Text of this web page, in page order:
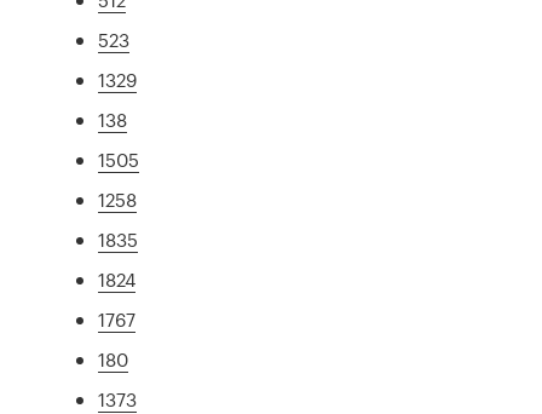
523
1329
138
1505
1258
1835
1824
1767
180
1373